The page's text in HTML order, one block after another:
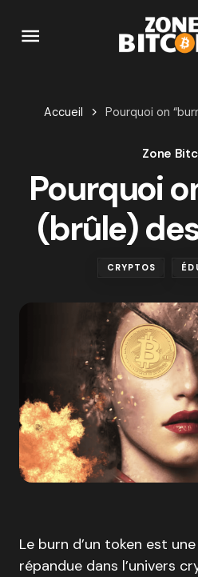
Accueil Pourquoi on
Zone
Pourquoi
(brûle)
CRYPTOS
Le burn d’un token est
répandue dans l’univers